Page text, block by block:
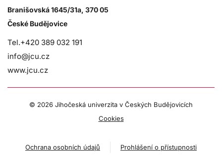
Branišovská 1645/31a, 370 05
České Budějovice
Tel.+420 389 032 191
info@jcu.cz
www.jcu.cz
© 2026 Jihočeská univerzita v Českých Budějovicích
Cookies
Ochrana osobních údajů Prohlášení o přístupnosti